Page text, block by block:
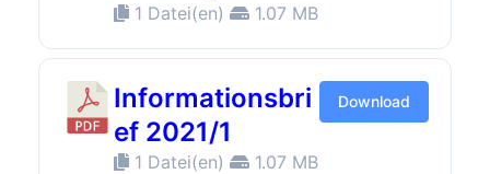
1 Datei(en) 1.07 MB
Informationsbri
ef 2021/1
1 Datei(en) 1.07 MB
Download